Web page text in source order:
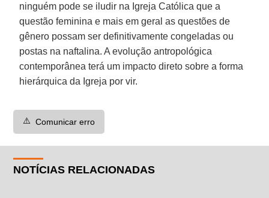
ninguém pode se iludir na Igreja Católica que a
questão feminina e mais em geral as questões de
gênero possam ser definitivamente congeladas ou
postas na naftalina. A evolução antropológica
contemporânea terá um impacto direto sobre a forma
hierárquica da Igreja por vir.
⚠️ Comunicar erro
NOTÍCIAS RELACIONADAS